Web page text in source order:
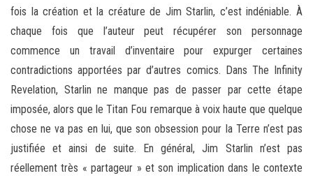
fois la création et la créature de Jim Starlin, c’est indéniable. À
chaque fois que l’auteur peut récupérer son personnage
commence un travail d’inventaire pour expurger certaines
contradictions apportées par d’autres comics. Dans The Infinity
Revelation, Starlin ne manque pas de passer par cette étape
imposée, alors que le Titan Fou remarque à voix haute que quelque
chose ne va pas en lui, que son obsession pour la Terre n’est pas
justifiée et ainsi de suite. En général, Jim Starlin n’est pas
réellement très « partageur » et son implication dans le contexte